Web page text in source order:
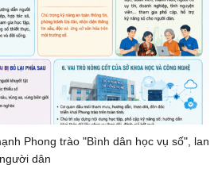
Phong trào "Bình dân học vụ số", lan
dân